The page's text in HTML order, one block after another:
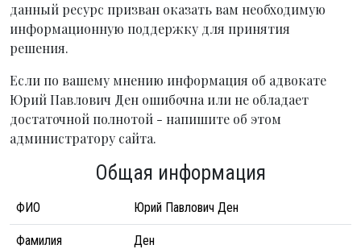
данный ресурс призван оказать вам необходимую
информационную поддержку для принятия
решения.
Если по вашему мнению информация об адвокате
Юрий Павлович Ден ошибочна или не обладает
достаточной полнотой - напишите об этом
администратору сайта.
Общая информация
ФИО Юрий Павлович Ден
Фамилия Ден